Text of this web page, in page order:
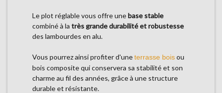
Le plot réglable vous offre unebase stable
combiné à la très grande durabilité et robustesse
des lambourdes en alu.
Vous pourrez ainsi profiter d'uneterrasse boisou
bois composite qui conservera sa stabilité et son
charme au fil des années, grâce à une structure
durable et résistante.